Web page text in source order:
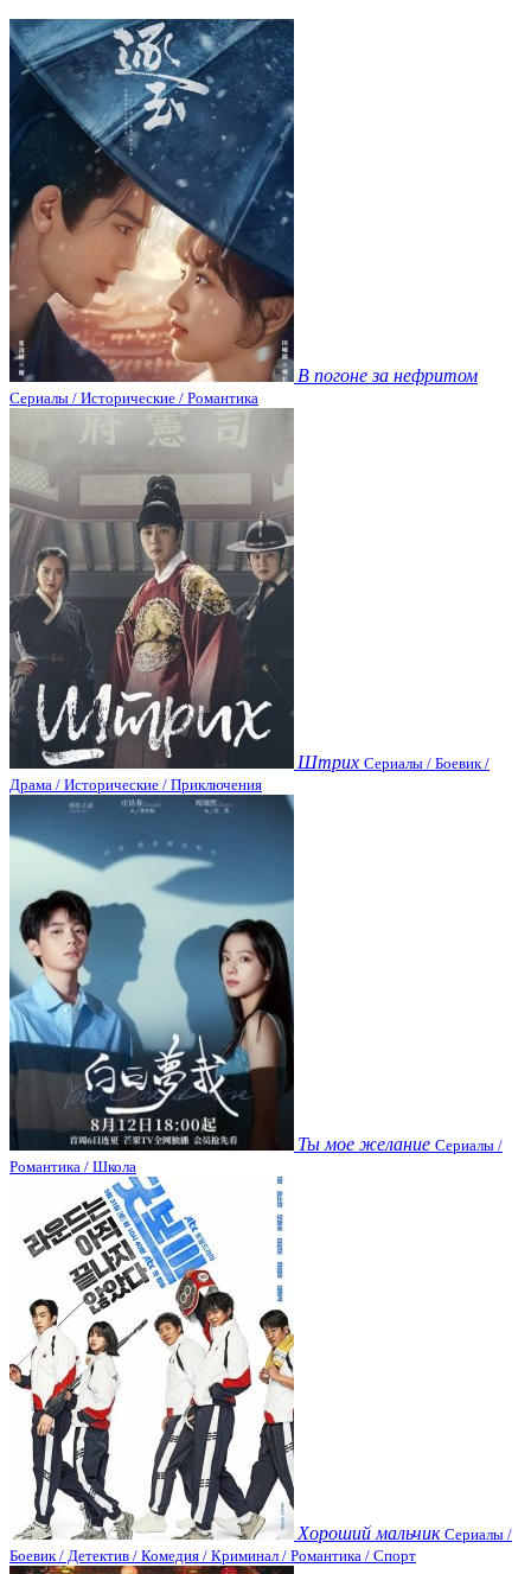
В погоне за нефритом
Сериалы / Исторические / Романтика
Штрих Сериалы / Боевик /
Драма / Исторические / Приключения
Ты мое желание Сериалы /
Романтика / Школа
Хороший мальчик Сериалы /
Боевик / Детектив / Комедия / Криминал / Романтика / Спорт